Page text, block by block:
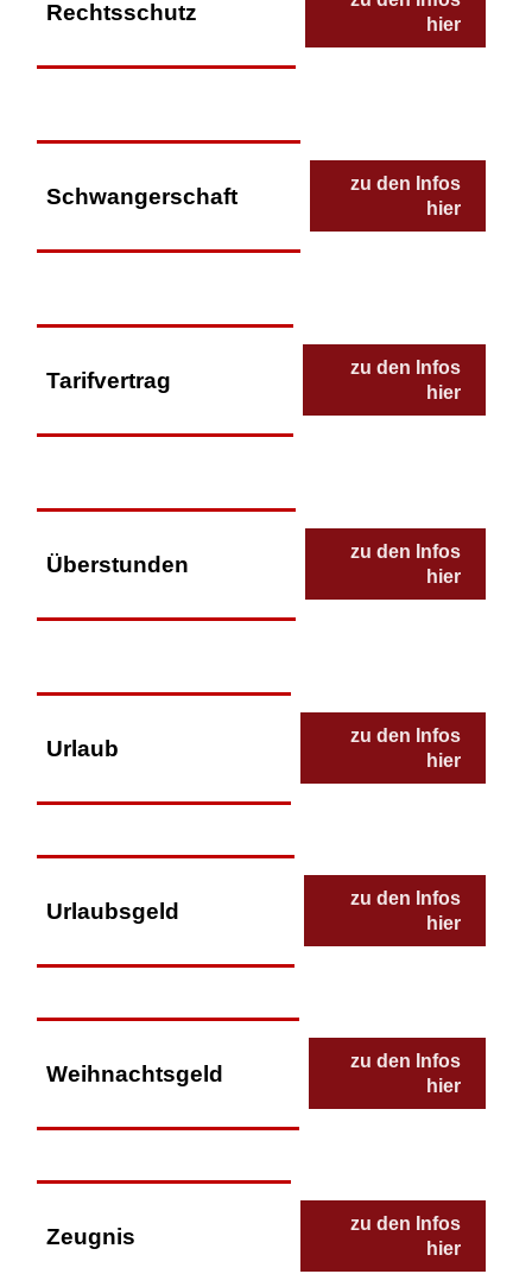
Rechtsschutz
hier
Schwangerschaft
zu den Infos
hier
Tarifvertrag
zu den Infos
hier
Überstunden
zu den Infos
hier
Urlaub
zu den Infos
hier
Urlaubsgeld
zu den Infos
hier
Weihnachtsgeld
zu den Infos
hier
Zeugnis
zu den Infos
hier